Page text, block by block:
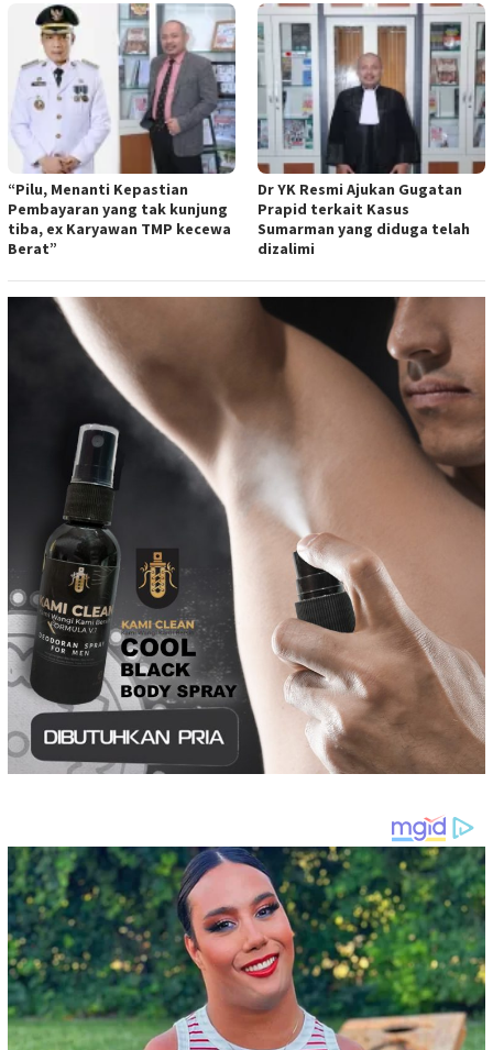
“Pilu, Menanti Kepastian
Pembayaran yang tak kunjung
tiba, ex Karyawan TMP kecewa
Berat”
Dr YK Resmi Ajukan Gugatan
Prapid terkait Kasus
Sumarman yang diduga telah
dizalimi